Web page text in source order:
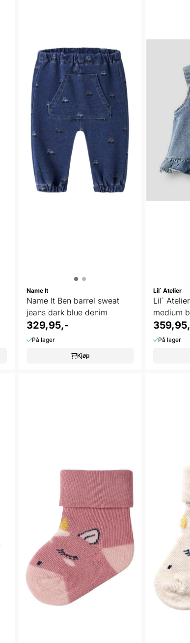
Name It
Name It Ben barrel sweat
jeans dark blue denim
329,95,-
På lager
Kjøp
Lil` Atelier
Lil`
medium
På lager